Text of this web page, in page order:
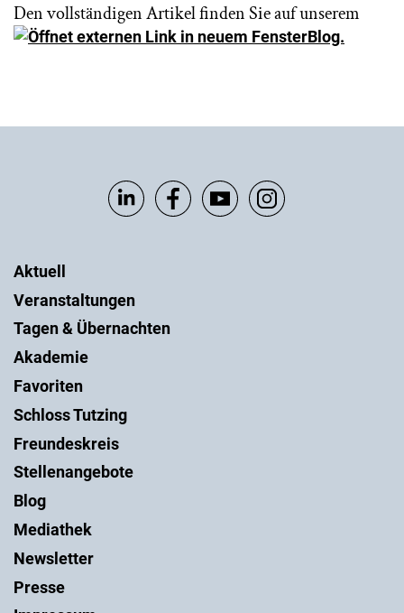
Den vollständigen Artikel finden Sie auf unserem
Blog.
Aktuell
Veranstaltungen
Tagen & Übernachten
Akademie
Favoriten
Schloss Tutzing
Freundeskreis
Stellenangebote
Blog
Mediathek
Newsletter
Presse